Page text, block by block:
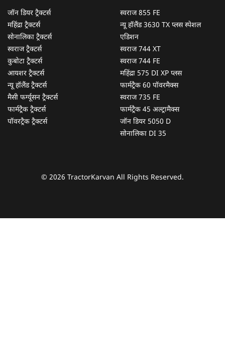
जॉन डियर ट्रैक्टर्स
महिंद्रा ट्रैक्टर्स
सोनालिका ट्रैक्टर्स
स्वराज ट्रैक्टर्स
कुबोटा ट्रैक्टर्स
आयशर ट्रैक्टर्स
न्यू हॉलैंड ट्रैक्टर्स
मैसी फर्ग्यूसन ट्रैक्टर्स
फार्मट्रैक ट्रैक्टर्स
पॉवरट्रैक ट्रैक्टर्स
स्वराज 855 FE
न्यू हॉलैंड 3630 TX प्लस स्पेशल
एडिशन
स्वराज 744 XT
स्वराज 744 FE
महिंद्रा 575 DI XP प्लस
फार्मट्रैक 60 पॉवरमैक्स
स्वराज 735 FE
फार्मट्रैक 45 अल्ट्रामैक्स
जॉन डियर 5050 D
सोनालिका DI 35
© 2026 TractorKarvan All Rights Reserved.